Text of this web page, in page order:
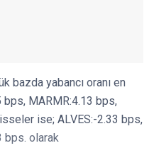
bazda yabancı oranı en
MARMR:4.13 bps,
ise; ALVES:-2.33 bps,
bps. olarak